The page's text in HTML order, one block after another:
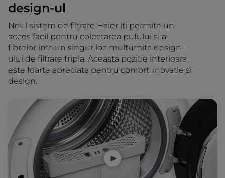
design-ul
Noul sistem de filtrare Haier iti permite un
acces facil pentru colectarea pufului si a
fibrelor intr-un singur loc multumita design-
ului de filtrare tripla. Aceasta pozitie interioara
este foarte apreciata pentru confort, inovatie si
design.